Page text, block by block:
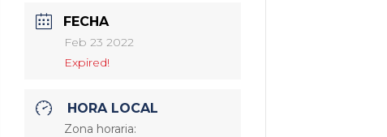
FECHA
Feb 23 2022
Expired!
HORA LOCAL
Zona horaria: